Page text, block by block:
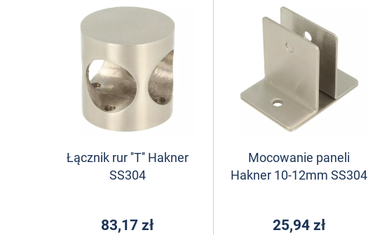
Łącznik rur ''T'' Hakner
SS304
83,17 zł
Mocowanie paneli
Hakner 10-12mm SS304
25,94 zł